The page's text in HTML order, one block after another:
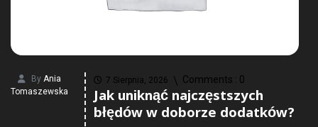
By Ania
Tomaszewska
7 Sierpnia, 2026 Comments : 0
Jak uniknąć najczęstszych
błędów w doborze dodatków?